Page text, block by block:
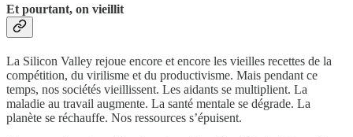
Et pourtant, on vieillit
La Silicon Valley rejoue encore et encore les vieilles recettes de la
compétition, du virilisme et du productivisme. Mais pendant ce
temps, nos sociétés vieillissent. Les aidants se multiplient. La
maladie au travail augmente. La santé mentale se dégrade. La
planète se réchauffe. Nos ressources s’épuisent.